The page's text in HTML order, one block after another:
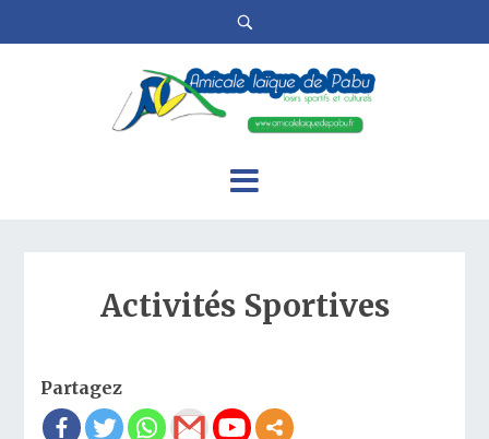
Activités Sportives
Partagez